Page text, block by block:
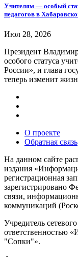
Учителям — особый
педагогов в
Июл 28, 2026
Президент
особого статуса
России», и глава
теперь изменит
О проекте
Обратная связь
На данном сайте
издания
регистрационная
зарегистрировано
связи,
коммуникаций
Учредитель
ответственностью
"Сопки"».